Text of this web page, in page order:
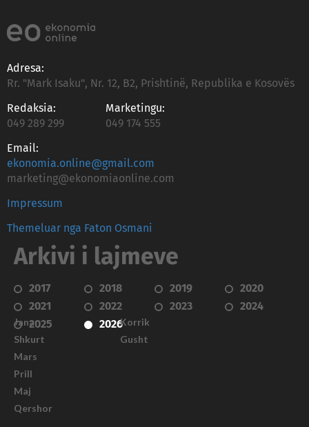
Adresa:
Rr. "Mark Isaku", Nr. 12, B2, Prishtinë, Republika e Kosovës
Redaksia:
049 289 299
Marketingu:
049 174 555
Email:
ekonomia.online@gmail.com
marketing@ekonomiaonline.com
Impressum
Themeluar nga Faton Osmani
Arkivi i lajmeve
2017 2018 2019
2020
2021
2022 2023
2024
2025
2026
Janar
Shkurt
Mars
Prill
Maj
Qershor
Korrik
Gusht